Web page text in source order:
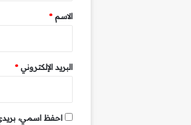
*
الاسم*
البريد الإلكتروني*
احفظ اسمي، بريدي